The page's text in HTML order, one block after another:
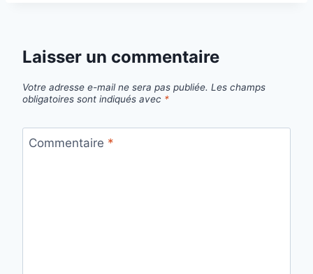
Laisser un commentaire
Votre adresse e-mail ne sera pas publiée. Les champs
obligatoires sont indiqués avec *
Commentaire *